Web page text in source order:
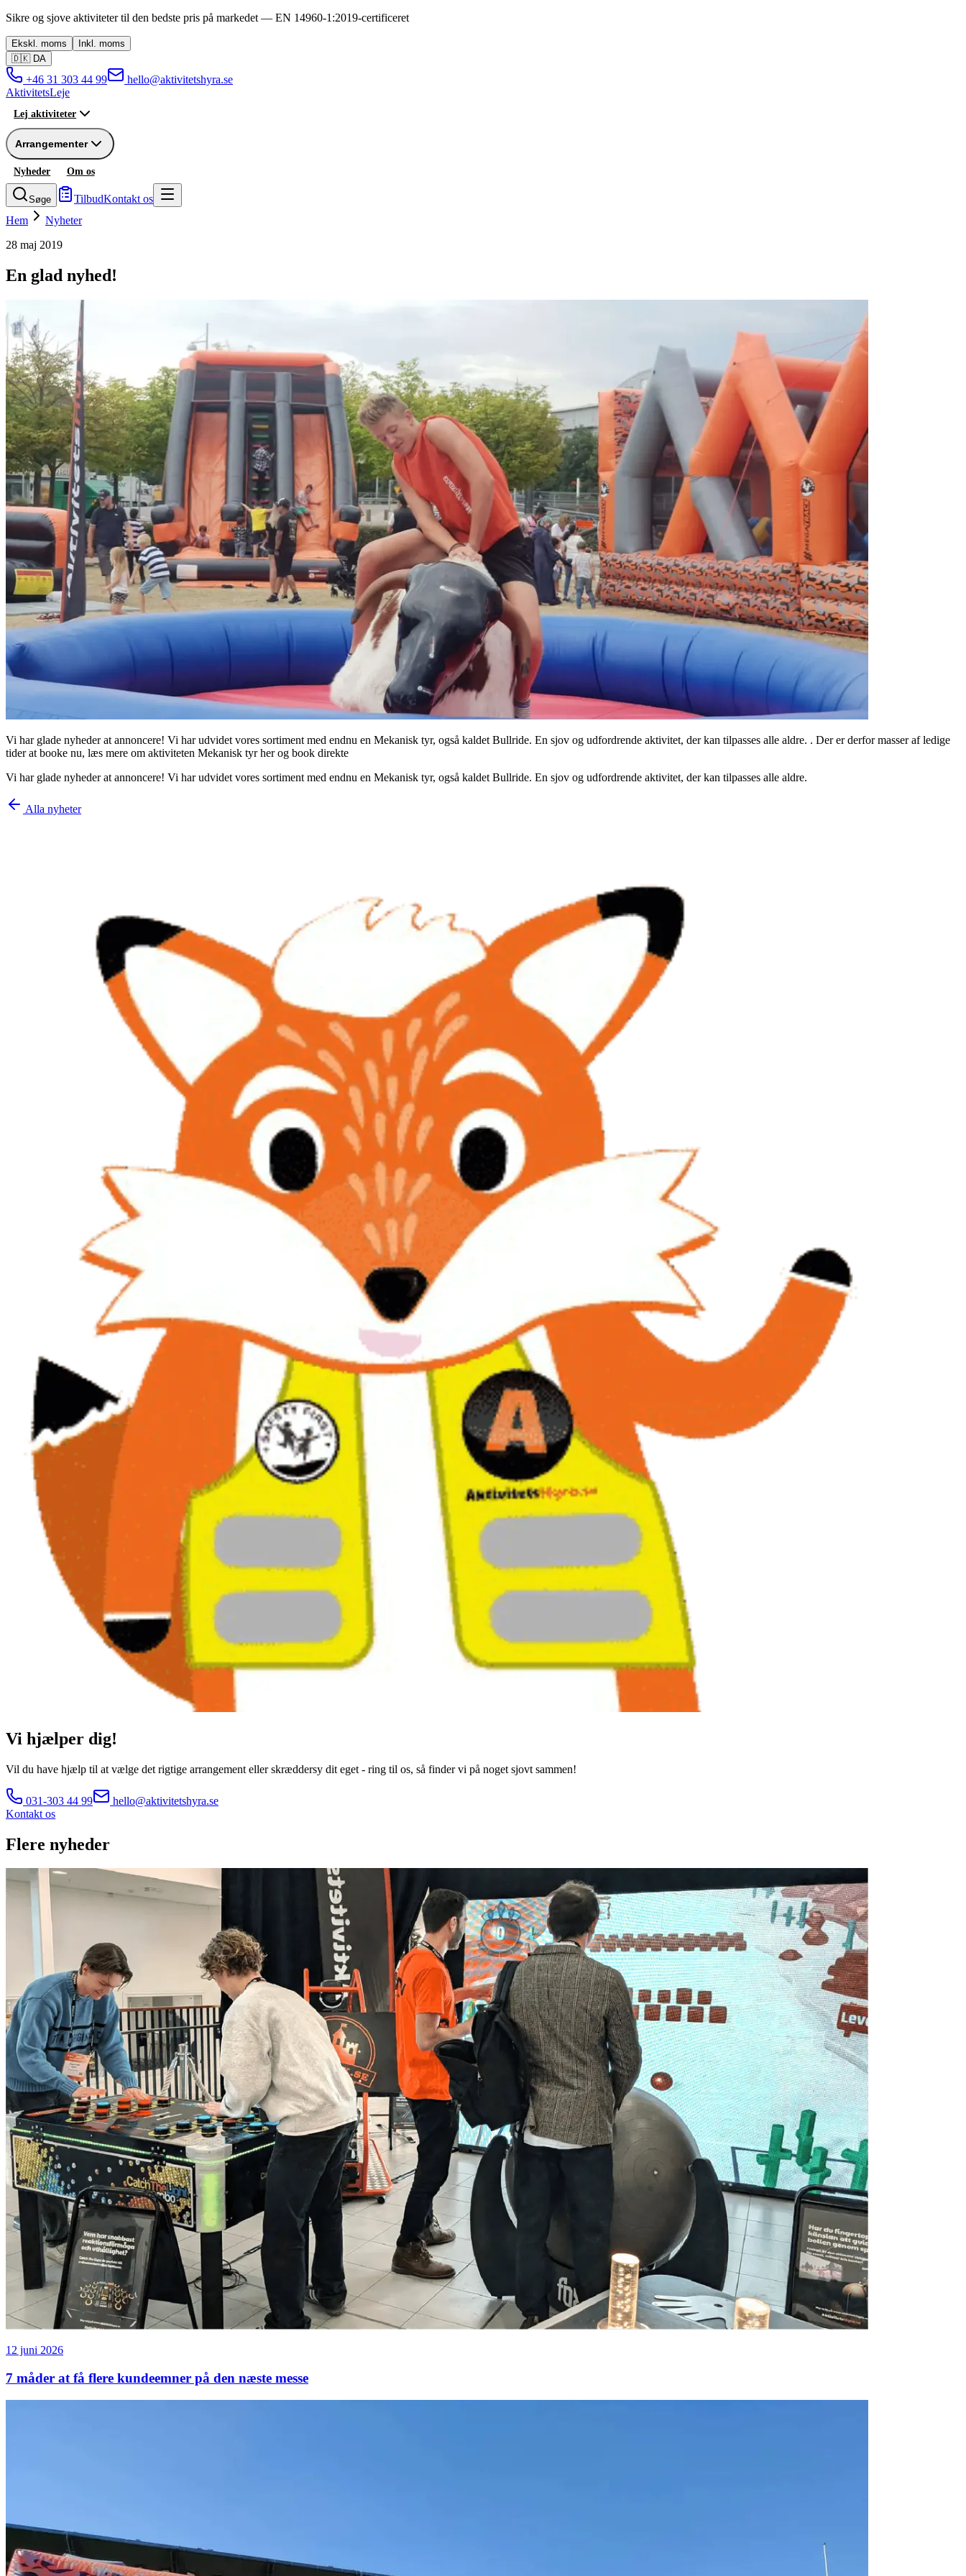
Sikre og sjove aktiviteter til den bedste pris på markedet — EN 14960-1:2019-certificeret
Ekskl. moms Inkl. moms
🇩🇰 DA
+46 31 303 44 99
hello@aktivitetshyra.se
AktivitetsLeje
Lej aktiviteter
Arrangementer
Nyheder Om os
Søge TilbudKontakt os
Hem
Nyheter
28 maj 2019
En glad nyhed!
Vi har glade nyheder at annoncere! Vi har udvidet vores sortiment med endnu en Mekanisk tyr, også kaldet Bullride. En sjov og udfordrende aktivitet, der kan tilpasses alle aldre. . Der er derfor masser af ledige
tider at booke nu, læs mere om aktiviteten Mekanisk tyr her og book direkte
Vi har glade nyheder at annoncere! Vi har udvidet vores sortiment med endnu en Mekanisk tyr, også kaldet Bullride. En sjov og udfordrende aktivitet, der kan tilpasses alle aldre.
Alla nyheter
Vi hjælper dig!
Vil du have hjælp til at vælge det rigtige arrangement eller skræddersy dit eget - ring til os, så finder vi på noget sjovt sammen!
031-303 44 99
hello@aktivitetshyra.se
Kontakt os
Flere nyheder
12 juni 2026
7 måder at få flere kundeemner på den næste messe